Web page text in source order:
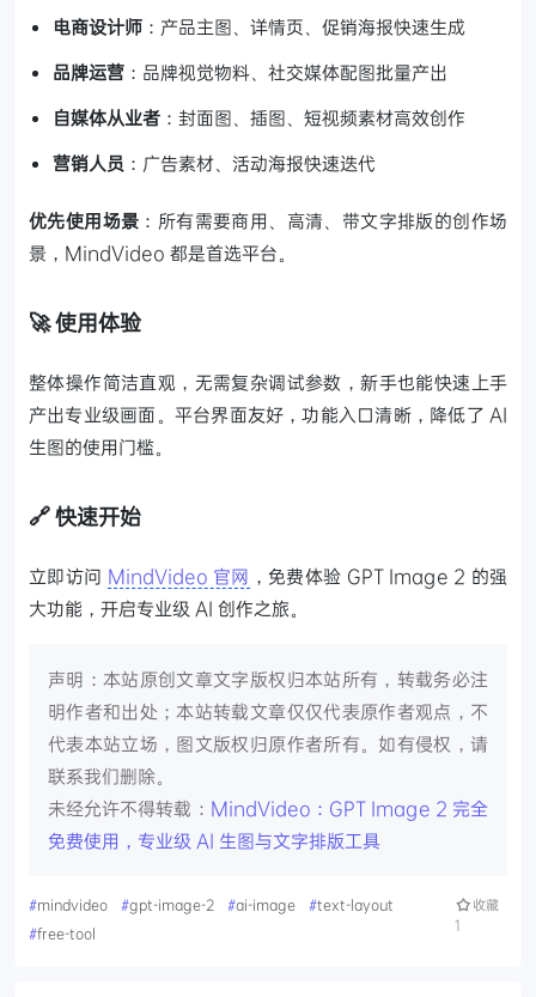
电商设计师 ：产品主图、详情页、促销海报快速生成
品牌运营 ：品牌视觉物料、社交媒体配图批量产出
自媒体从业者 ：封面图、插图、短视频素材高效创作
营销人员 ：广告素材、活动海报快速迭代
优先使用场景 ：所有需要商用、高清、带文字排版的创作场
景，MindVideo 都是首选平台。
🚀 使用体验
整体操作简洁直观，无需复杂调试参数，新手也能快速上手
产出专业级画面。平台界面友好，功能入口清晰，降低了 AI
生图的使用门槛。
🔗 快速开始
立即访问 MindVideo 官网 ，免费体验 GPT Image 2 的强
大功能，开启专业级 AI 创作之旅。
声明：本站原创文章文字版权归本站所有，转载务必注
明作者和出处；本站转载文章仅仅代表原作者观点，不
代表本站立场，图文版权归原作者所有。如有侵权，请
联系我们删除。
未经允许不得转载： MindVideo：GPT Image 2 完全
免费使用，专业级 AI 生图与文字排版工具
#mindvideo #gpt-image-2 #ai-image #text-layout
#free-tool
收藏
1